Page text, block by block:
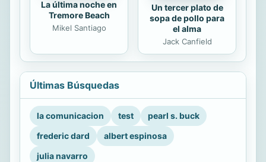
La última noche en
Tremore Beach
Mikel Santiago
Un tercer plato de
sopa de pollo para
el alma
Jack Canfield
Últimas Búsquedas
la comunicacion test
pearl s. buck
frederic dard
albert espinosa
julia navarro